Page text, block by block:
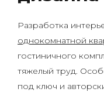
Разработка
однокомнатной
гостиничного
тяжелый труд.
под ключ и